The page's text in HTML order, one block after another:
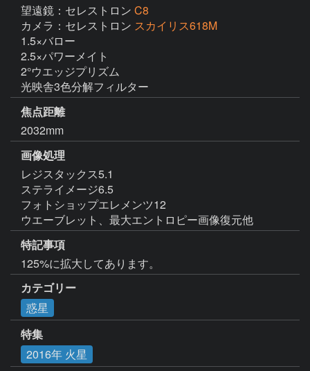
望遠鏡：セレストロン C8
カメラ：セレストロン スカイリス618M
1.5×バロー
2.5×パワーメイト
2°ウエッジプリズム
光映舎3色分解フィルター
焦点距離
2032mm
画像処理
レジスタックス5.1
ステライメージ6.5
フォトショップエレメンツ12
ウエーブレット、最大エントロピー画像復元他
特記事項
125%に拡大してあります。
カテゴリー
惑星
特集
2016年 火星